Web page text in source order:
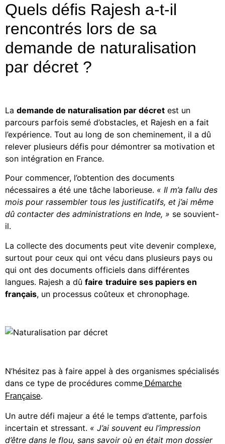
Quels défis Rajesh a-t-il
rencontrés lors de sa
demande de naturalisation
par décret ?
La demande de naturalisation par décret est un
parcours parfois semé d’obstacles, et Rajesh en a fait
l’expérience. Tout au long de son cheminement, il a dû
relever plusieurs défis pour démontrer sa motivation et
son intégration en France.
Pour commencer, l’obtention des documents
nécessaires a été une tâche laborieuse. « Il m’a fallu des
mois pour rassembler tous les justificatifs, et j’ai même
dû contacter des administrations en Inde, » se souvient-
il.
La collecte des documents peut vite devenir complexe,
surtout pour ceux qui ont vécu dans plusieurs pays ou
qui ont des documents officiels dans différentes
langues. Rajesh a dû faire traduire ses papiers en
français, un processus coûteux et chronophage.
N’hésitez pas à faire appel à des organismes spécialisés
dans ce type de procédures comme Démarche
Française.
Un autre défi majeur a été le temps d’attente, parfois
incertain et stressant. « J’ai souvent eu l’impression
d’être dans le flou, sans savoir où en était mon dossier